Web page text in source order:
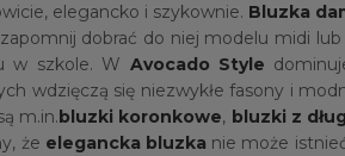
elegancko i szykownie. Bluzka
dobrać do niej modelu midi
w szkole. W Avocado Style
wdzięczą się niezwykłe fasony i
m.in.bluzki koronkowe, bluzki z
że elegancka bluzka nie może